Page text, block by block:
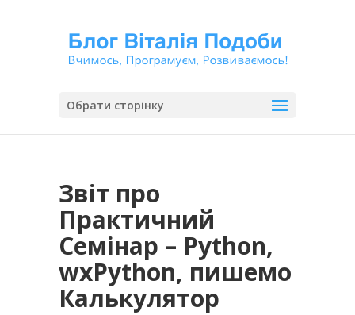
Обрати сторінку
Звіт про
Практичний
Семінар – Python,
wxPython, пишемо
Калькулятор